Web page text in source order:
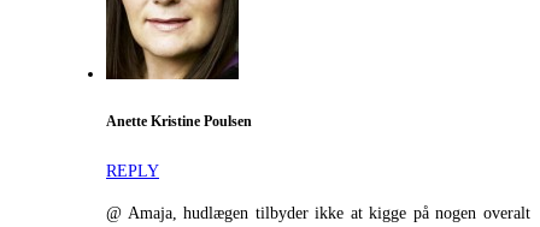
Anette Kristine Poulsen
REPLY
@ Amaja, hudlægen tilbyder ikke at kigge på nogen overalt